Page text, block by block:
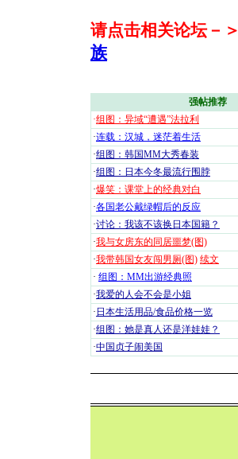
请点击相关论坛－＞
族
强帖推荐
·组图：异域“遭遇”法拉利
·连载：汉城，迷茫着生活
·组图：韩国MM大秀春装
·组图：日本今冬最流行围脖
·爆笑：课堂上的经典对白
·各国老公戴绿帽后的反应
·讨论：我该不该换日本国籍？
·我与女房东的同居噩梦(图)
·我带韩国女友闯男厕(图) 续文
· 组图：MM出游经典照
·我爱的人会不会是小姐
· 日本生活用品/食品价格一览
·组图：她是真人还是洋娃娃？
·中国贞子闹美国